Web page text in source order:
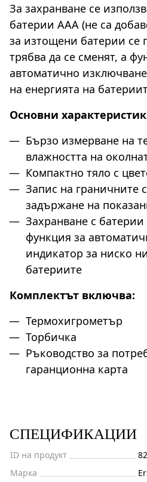
За захранване се
батерии ААА (не са
за изтощени батерии се
трябва да се сменят, а
автоматично
на енергията на
Основни
Бързо измерване на
влажността на
Компактно тяло с
Запис на граничните
задържане на
Захранване с
функция за
индикатор за ниско
батериите
Комплектът включва:
Термохигрометър
Торбичка
Ръководство за
гаранционна карта
СПЕЦИФИКАЦИИ
ID на продукт
Марка